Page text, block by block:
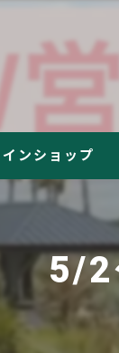
ンショップ
5/2